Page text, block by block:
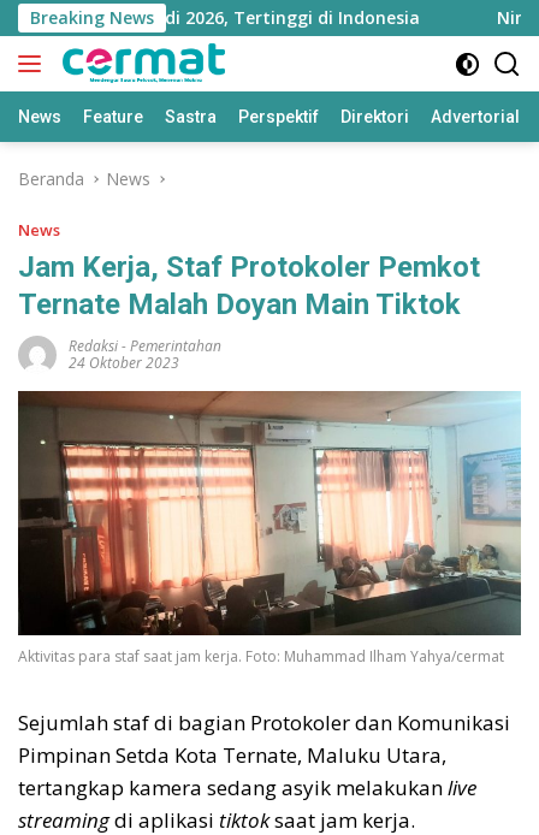
Langsung
ke
konten
Breaking News
Melejit di 2026, Tertinggi di Indonesia Ningsi
News Feature Sastra Perspektif Direktori Advertorial
Beranda News
News
Jam Kerja, Staf Protokoler Pemkot
Ternate Malah Doyan Main Tiktok
Redaksi-Pemerintahan
24 Oktober 2023
Aktivitas para staf saat jam kerja. Foto: Muhammad Ilham Yahya/cermat
Sejumlah staf di bagian Protokoler dan Komunikasi
Pimpinan Setda Kota Ternate, Maluku Utara,
tertangkap kamera sedang asyik melakukanlive
streamingdi aplikasi tiktoksaat jam kerja.